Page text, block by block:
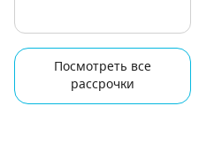
Посмотреть все
рассрочки